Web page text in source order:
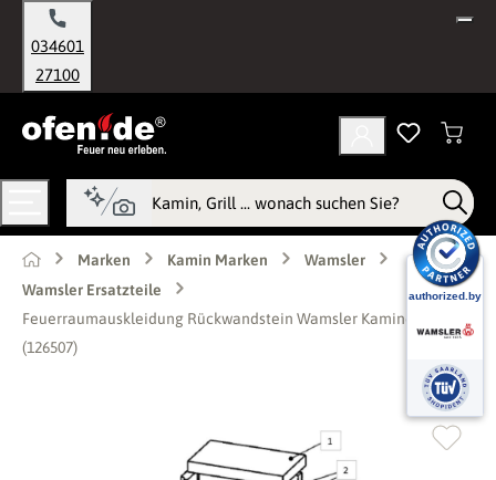
springen
034601
27100
Marken Kamin Marken
Wamsler
Wamsler Ersatzteile
Feuerraumauskleidung Rückwandstein Wamsler Kaminofen
(126507)